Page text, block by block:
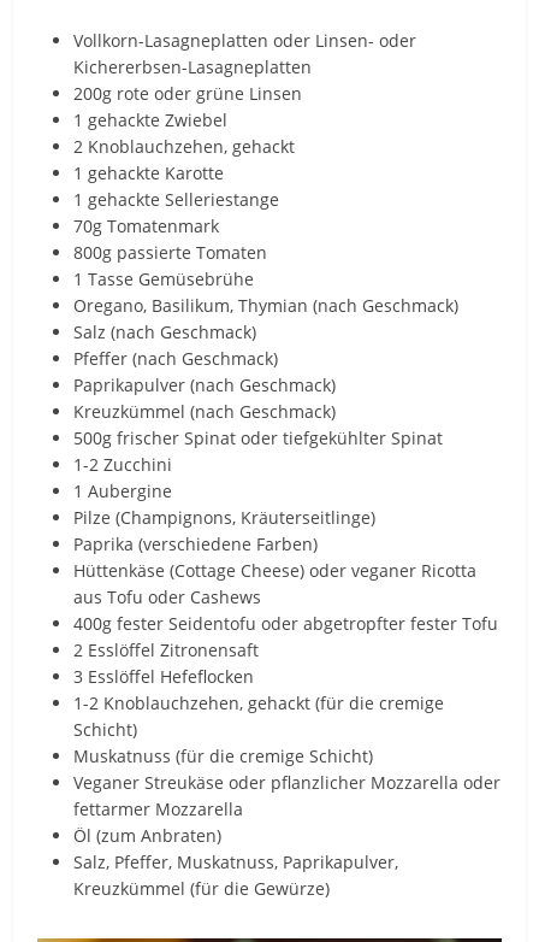
Vollkorn-Lasagneplatten oder Linsen- oder
Kichererbsen-Lasagneplatten
200g rote oder grüne Linsen
1 gehackte Zwiebel
2 Knoblauchzehen, gehackt
1 gehackte Karotte
1 gehackte Selleriestange
70g Tomatenmark
800g passierte Tomaten
1 Tasse Gemüsebrühe
Oregano, Basilikum, Thymian (nach Geschmack)
Salz (nach Geschmack)
Pfeffer (nach Geschmack)
Paprikapulver (nach Geschmack)
Kreuzkümmel (nach Geschmack)
500g frischer Spinat oder tiefgekühlter Spinat
1-2 Zucchini
1 Aubergine
Pilze (Champignons, Kräuterseitlinge)
Paprika (verschiedene Farben)
Hüttenkäse (Cottage Cheese) oder veganer Ricotta
aus Tofu oder Cashews
400g fester Seidentofu oder abgetropfter fester Tofu
2 Esslöffel Zitronensaft
3 Esslöffel Hefeflocken
1-2 Knoblauchzehen, gehackt (für die cremige
Schicht)
Muskatnuss (für die cremige Schicht)
Veganer Streukäse oder pflanzlicher Mozzarella oder
fettarmer Mozzarella
Öl (zum Anbraten)
Salz, Pfeffer, Muskatnuss, Paprikapulver,
Kreuzkümmel (für die Gewürze)